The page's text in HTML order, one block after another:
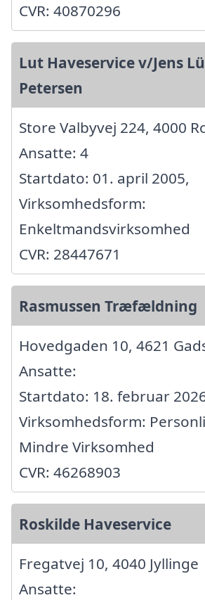
CVR: 40870296
Lut Haveservice v/Jens
Petersen
Store Valbyvej 224, 4000
Ansatte: 4
Startdato: 01. april 2005,
Virksomhedsform:
Enkeltmandsvirksomhed
CVR: 28447671
Rasmussen Træfældning
Hovedgaden 10, 4621
Ansatte:
Startdato: 18. februar
Virksomhedsform:
Mindre Virksomhed
CVR: 46268903
Roskilde Haveservice
Fregatvej 10, 4040 Jyllinge
Ansatte: